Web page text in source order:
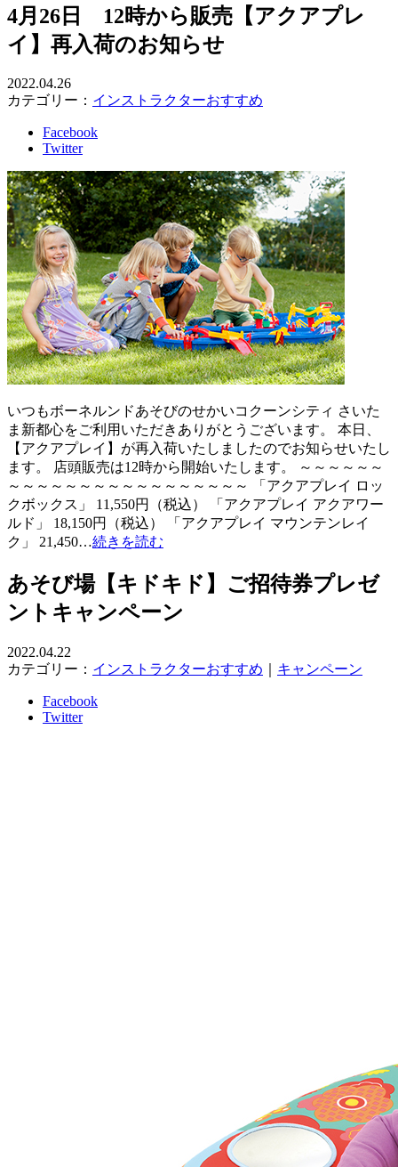
4月26日 12時から販売【アクアプレ
イ】再入荷のお知らせ
2022.04.26
カテゴリー： インストラクターおすすめ
Facebook
Twitter
いつもボーネルンドあそびのせかいコクーンシティ さいた
ま新都心をご利用いただきありがとうございます。 本日、
【アクアプレイ】が再入荷いたしましたのでお知らせいたし
ます。 店頭販売は12時から開始いたします。 ～～～～～～
～～～～～～～～～～～～～～～～～ 「アクアプレイ ロッ
クボックス」 11,550円（税込） 「アクアプレイ アクアワー
ルド」 18,150円（税込） 「アクアプレイ マウンテンレイ
ク」 21,450…続きを読む
あそび場【キドキド】ご招待券プレゼ
ントキャンペーン
2022.04.22
カテゴリー： インストラクターおすすめ キャンペーン
Facebook
Twitter